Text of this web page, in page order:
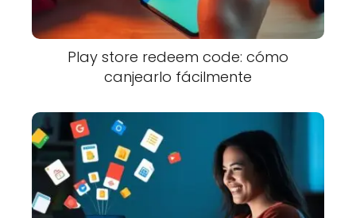
Play store redeem code: cómo
canjearlo fácilmente